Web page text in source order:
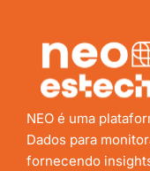
NEO é uma
Dados para
fornecendo